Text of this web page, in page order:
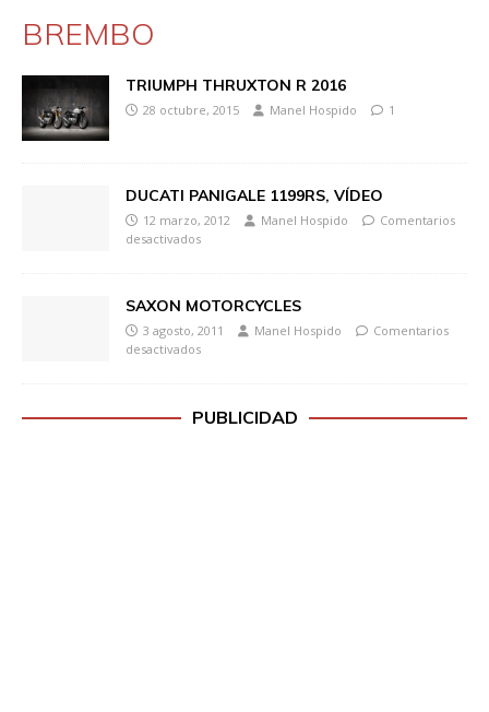
BREMBO
TRIUMPH THRUXTON R 2016
28 octubre, 2015 Manel Hospido 1
DUCATI PANIGALE 1199RS, VÍDEO
12 marzo, 2012 Manel Hospido
Comentarios
desactivados
SAXON MOTORCYCLES
3 agosto, 2011 Manel Hospido
Comentarios
desactivados
PUBLICIDAD